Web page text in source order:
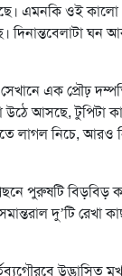
এমনকি ওই
ঘন
এক প্রৌঢ়
উঠে আসছে, টুপিটা
লাগল নিচে, আরও
পুরুষটি
দু’টি রেখা
উদ্ভাসিত